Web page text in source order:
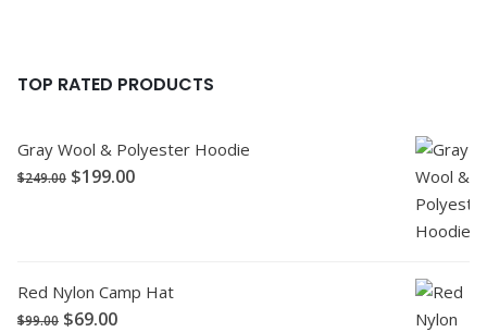
TOP RATED PRODUCTS
Gray Wool & Polyester Hoodie
$249.00 $199.00
Red Nylon Camp Hat
$99.00 $69.00